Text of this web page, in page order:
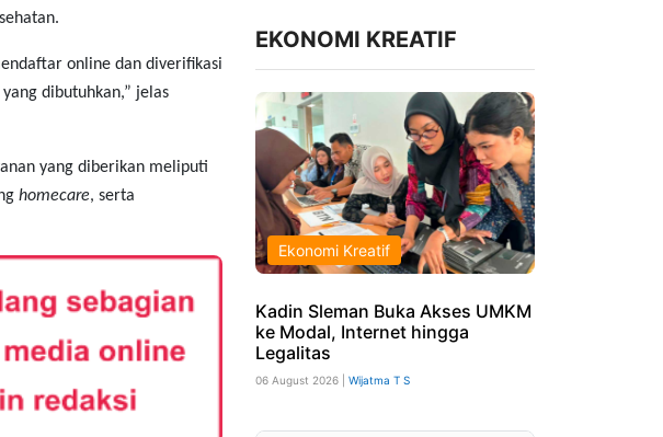
online dan diverifikasi
dibutuhkan,” jelas
yang diberikan meliputi
homecare, serta
EKONOMI KREATIF
Ekonomi Kreatif
Kadin Sleman Buka Akses UMKM
ke Modal, Internet hingga
Legalitas
06 August 2026 | Wijatma T S